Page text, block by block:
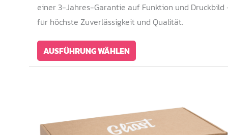
einer 3-Jahres-Garantie auf Funktion und Druckbild
für höchste Zuverlässigkeit und Qualität.
AUSFÜHRUNG WÄHLEN
Produkt
Varianten
auf.